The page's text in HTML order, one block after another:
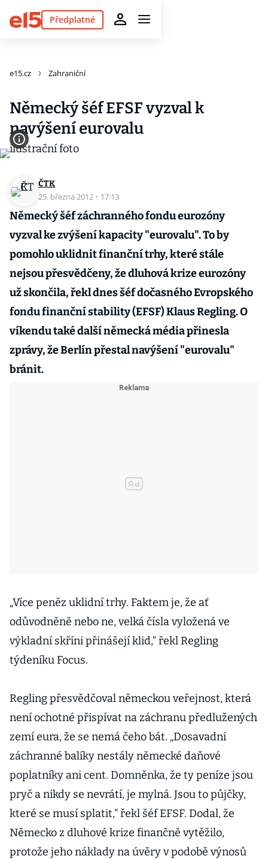
Předplatné
e15.cz Zahraniční
Německý šéf EFSF vyzval k
navýšení eurovalu
ČTK
25. března 2012 · 17:13
Německý šéf záchranného fondu eurozóny
vyzval ke zvýšení kapacity "eurovalu". To by
pomohlo uklidnit finanční trhy, které stále
nejsou přesvědčeny, že dluhová krize eurozóny
už skončila, řekl dnes šéf dočasného Evropského
fondu finanční stability (EFSF) Klaus Regling. O
víkendu také další německá média přinesla
zprávy, že Berlín přestal navýšení "eurovalu"
bránit.
„Více peněz uklidní trhy. Faktem je, že ať
odůvodněně nebo ne, velká čísla vyložená ve
výkladní skříni přinášejí klid,“ řekl Regling
týdeníku Focus.
Regling přesvědčoval německou veřejnost, která
není ochotné přispívat na záchranu předlužených
zemí eura, že se nemá čeho bát. „Dosavadní
záchranné balíky nestály německé daňové
poplatníky ani cent. Domněnka, že ty peníze jsou
pryč a nikdy se nevrátí, je mylná. Jsou to půjčky,
které se musí splatit,“ řekl šéf EFSF. Dodal, že
Německo z dluhové krize finančně vytěžilo,
protože jeho náklady na úvěry v podobě výnosů